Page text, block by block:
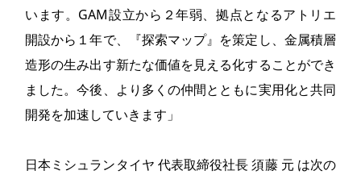
います。GAM設立から２年弱、拠点となるアトリエ
開設から１年で、『探索マップ』を策定し、金属積層
造形の生み出す新たな価値を見える化することができ
ました。今後、より多くの仲間とともに実用化と共同
開発を加速していきます」
日本ミシュランタイヤ 代表取締役社長 須藤 元 は次の